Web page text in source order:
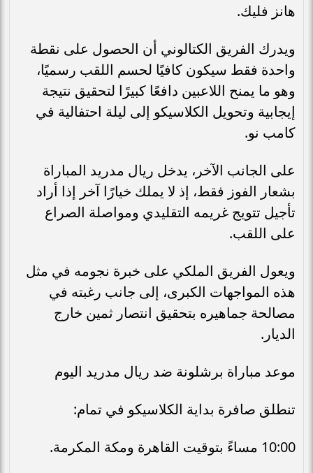
هانز فليك.
ويدرك الفريق الكتالوني أن الحصول على نقطة
واحدة فقط سيكون كافيًا لحسم اللقب رسميًا،
وهو ما يمنح اللاعبين دافعًا كبيرًا لتحقيق نتيجة
إيجابية وتحويل الكلاسيكو إلى ليلة احتفالية في
كامب نو.
على الجانب الآخر، يدخل ريال مدريد المباراة
بشعار الفوز فقط، إذ لا يملك خيارًا آخر إذا أراد
تأجيل تتويج غريمه التقليدي ومواصلة الصراع
على اللقب.
ويعول الفريق الملكي على خبرة نجومه في مثل
هذه المواجهات الكبرى، إلى جانب رغبته في
مصالحة جماهيره بتحقيق انتصار ثمين خارج
الديار.
موعد مباراة برشلونة ضد ريال مدريد اليوم
تنطلق صافرة بداية الكلاسيكو في تمام:
10:00 مساءً بتوقيت القاهرة ومكة المكرمة.